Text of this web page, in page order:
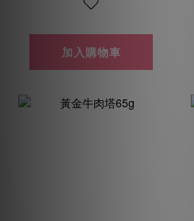
加入購物車